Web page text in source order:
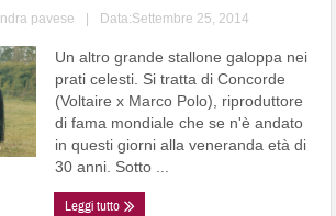
pavese Data:Settembre 25, 2014
Un altro grande stallone galoppa nei
prati celesti. Si tratta di Concorde
(Voltaire x Marco Polo), riproduttore
di fama mondiale che se n'è andato
in questi giorni alla veneranda età di
30 anni. Sotto ...
Leggi tutto